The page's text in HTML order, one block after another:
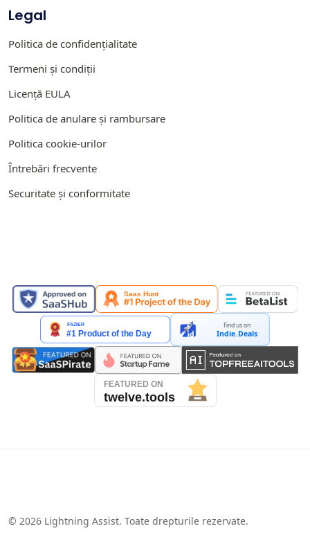
Legal
Politica de confidențialitate
Termeni și condiții
Licență EULA
Politica de anulare și rambursare
Politica cookie-urilor
Întrebări frecvente
Securitate și conformitate
Find us on
Indie.Deals
© 2026 Lightning Assist. Toate drepturile rezervate.